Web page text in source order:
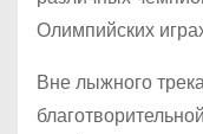
Олимпийских
Вне лыжного